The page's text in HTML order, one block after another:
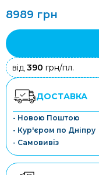
8989 грн
від 390 грн/пл.
ДОСТАВКА
- Новою Поштою
- Кур'єром по Дніпру
- Самовивіз